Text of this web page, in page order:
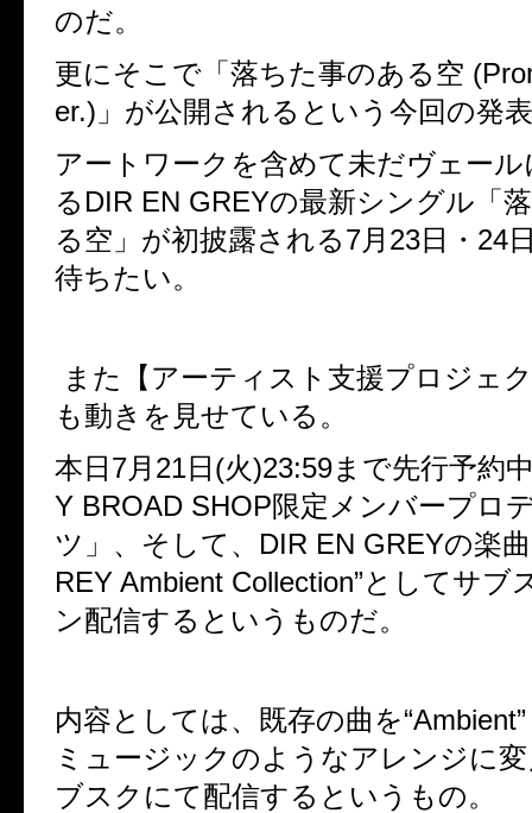
のだ。
更にそこで「落ちた事のある空
er.) 」が公開されるという今回の発
アートワークを含めて未だヴェー
る DIR EN GREYの最新シングル「
る空」が初披露される7月 23日・ 24
待ちたい。
また【アーティスト支援プロジェ
も動きを見せている。
本日 7月 21日 (火)23:59まで先行予約
Y BROAD SHOP限定メンバープロ
ツ」、そして、 DIR EN GREYの楽
REY Ambient Collection”としてサブ
ン配信するというものだ。
内容としては、既存の曲を“Ambient
ミュージックのようなアレンジに
ブスクにて配信するというもの。